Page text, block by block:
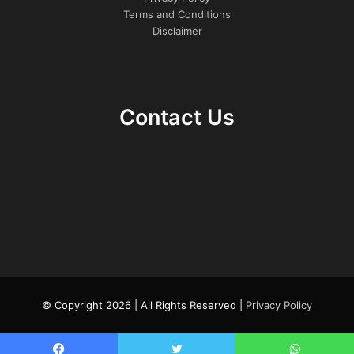
Azione: Premi il pulsante di cash prima che la
traiettoria dell’aereo cambi.
che mantiene i giocatori ad alta intensità sempre sul
possibilità sembra un cielo aperto pieno di opportunità.
In pratica, la maggior parte delle sessioni brevi vede i
Terms and Conditions
Disclaimer
Contact Us
© Copyright 2026 | All Rights Reserved | Privacy Policy